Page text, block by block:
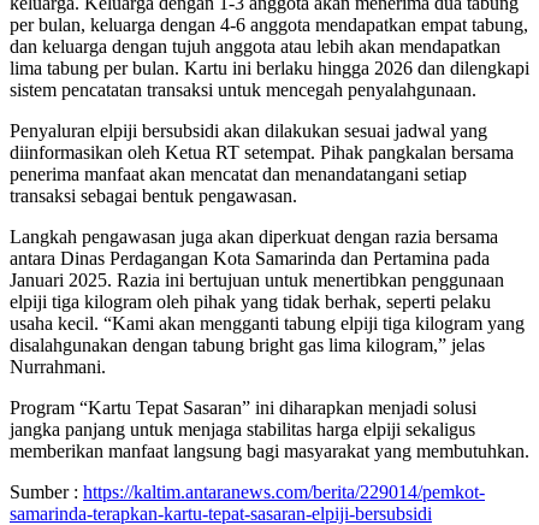
per bulan, keluarga dengan 4-6 anggota mendapatkan empat tabung,
dan keluarga dengan tujuh anggota atau lebih akan mendapatkan
lima tabung per bulan. Kartu ini berlaku hingga 2026 dan dilengkapi
sistem pencatatan transaksi untuk mencegah penyalahgunaan.
Penyaluran elpiji bersubsidi akan dilakukan sesuai jadwal yang
diinformasikan oleh Ketua RT setempat. Pihak pangkalan bersama
penerima manfaat akan mencatat dan menandatangani setiap
transaksi sebagai bentuk pengawasan.
Langkah pengawasan juga akan diperkuat dengan razia bersama
antara Dinas Perdagangan Kota Samarinda dan Pertamina pada
Januari 2025. Razia ini bertujuan untuk menertibkan penggunaan
elpiji tiga kilogram oleh pihak yang tidak berhak, seperti pelaku
usaha kecil. “Kami akan mengganti tabung elpiji tiga kilogram yang
disalahgunakan dengan tabung bright gas lima kilogram,” jelas
Nurrahmani.
Program “Kartu Tepat Sasaran” ini diharapkan menjadi solusi
jangka panjang untuk menjaga stabilitas harga elpiji sekaligus
memberikan manfaat langsung bagi masyarakat yang membutuhkan.
Sumber : https://kaltim.antaranews.com/berita/229014/pemkot-
samarinda-terapkan-kartu-tepat-sasaran-elpiji-bersubsidi